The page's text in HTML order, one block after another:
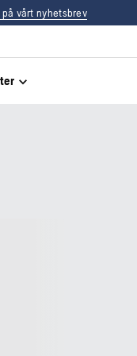
vårt nyhetsbrev